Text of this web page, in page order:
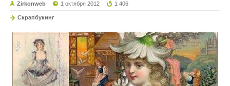
Zirkonweb 1 октября 2012 1 406
Скрапбукинг